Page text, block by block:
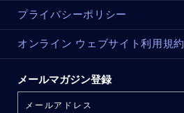
プライバシーポリシー
オンライン ウェブサイト利用規約
メールマガジン登録